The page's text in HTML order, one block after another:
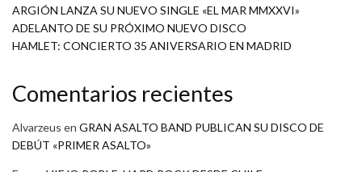
ARGIÓN LANZA SU NUEVO SINGLE «EL MAR MMXXVI»
ADELANTO DE SU PRÓXIMO NUEVO DISCO
HAMLET: CONCIERTO 35 ANIVERSARIO EN MADRID
Comentarios recientes
Alvarzeus en GRAN ASALTO BAND PUBLICAN SU DISCO DE
DEBÚT «PRIMER ASALTO»